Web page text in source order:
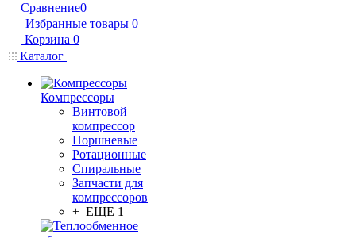
Сравнение0
Избранные товары 0
Корзина 0
Каталог
Компрессоры
Винтовой
компрессор
Поршневые
Ротационные
Спиральные
Запчасти для
компрессоров
+ ЕЩЕ 1